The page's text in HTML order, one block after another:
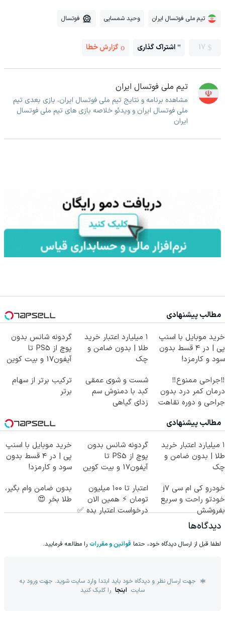
تیم ملی فوتسال ایران وحید شمسایی فوتسال
17 اشتراک گذاری گزارش خطا
تیم ملی فوتسال ایران
مشاهده برنامه و نتایج تیم ملی فوتسال ایران، بازی بعدی تیم
ملی فوتسال ایران و ویدئو خلاصه بازی های تیم ملی فوتسال
ایران
مطالب پیشنهادی
خرید موبایل با اسنپ
پی | در ۴ قسط بدون
سود و کارمزد!
۱ میلیارد اعتبار خرید
طلا | بدون ضامن و
چک
گردونه شانس بدون
پوچ از PS5 تا
آیفون17 و بیت کوین
‼️جراحی ممنوع‼️
درمان کمر درد بدون
جراحی و دوره نقاهت
شست و شوی عمقی
کبد با دمنوش سم
زدای گیاهی
ترکیب برتر از سهام
برتر
مطالب پیشنهادی
۱ میلیارد اعتبار خرید
طلا | بدون ضامن و
چک
گردونه شانس بدون
پوچ از PS5 تا
آیفون17 و بیت کوین
خرید موبایل با اسنپ
پی | در ۴ قسط بدون
سود و کارمزد!
خودرو کی ام سی j7
خودتو راحت و سریع
بفروشش
اعتبار تا ۱۰۰ میلیون
تومان ⚡ همین الان
درخواست اعتبار بده ✅
بدون ضامن وام بگیر،
طلا بخر 😍
دیدگاه‌ها
لطفا قبل از ارسال دیدگاه خود، حتما قوانین و مقررات را مطالعه فرمایید.
جهت ارسال نظر و دیدگاه خود باید ابتدا وارد سایت شوید. جهت ورود به
سایت اینجا را کلیک کنید